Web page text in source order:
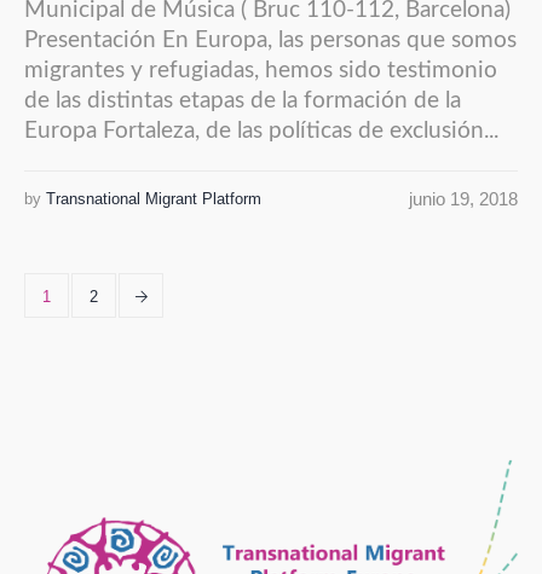
Municipal de Música ( Bruc 110-112, Barcelona)
Presentación En Europa, las personas que somos
migrantes y refugiadas, hemos sido testimonio
de las distintas etapas de la formación de la
Europa Fortaleza, de las políticas de exclusión...
junio 19, 2018
by Transnational Migrant Platform
1 2